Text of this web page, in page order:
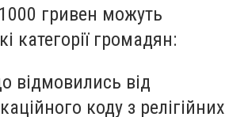
гривен можуть
категорії громадян:
відмовились від
коду з релігійних